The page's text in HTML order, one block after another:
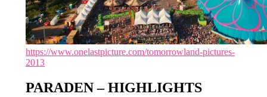
https://www.onelastpicture.com/tomorrowland-pictures-
2013
PARADEN – HIGHLIGHTS